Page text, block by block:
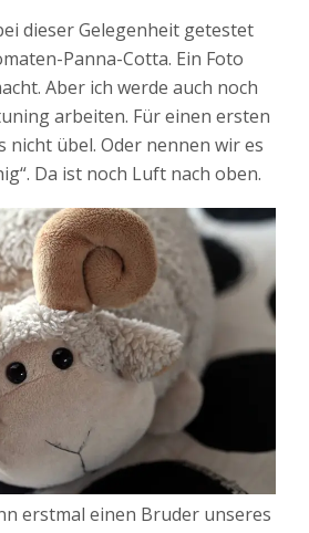
dieser Gelegenheit getestet
Panna-Cotta. Ein Foto
Aber ich werde auch noch
arbeiten. Für einen ersten
nicht übel. Oder nennen wir es
Da ist noch Luft nach oben.
erstmal einen Bruder unseres